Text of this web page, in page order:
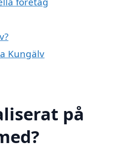
Kungälv
på